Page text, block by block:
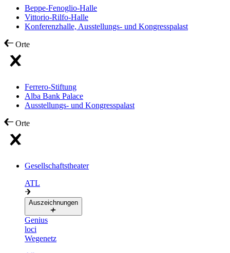
Beppe-Fenoglio-Halle
Vittorio-Rilfo-Halle
Konferenzhalle, Ausstellungs- und Kongresspalast
Orte
Ferrero-Stiftung
Alba Bank Palace
Ausstellungs- und Kongresspalast
Orte
Gesellschaftstheater
ATL
Auszeichnungen
Genius
loci
Wegenetz